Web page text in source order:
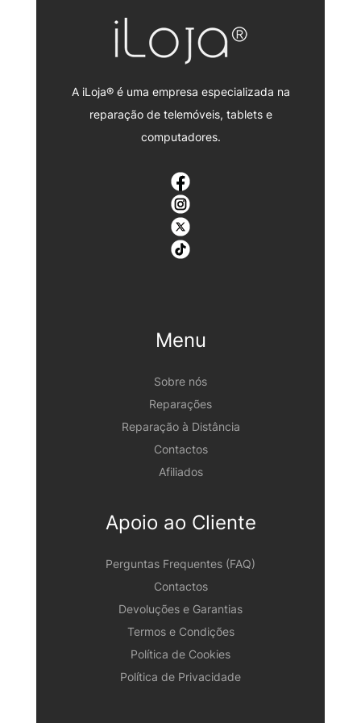
A iLoja® é uma empresa especializada na
reparação de telemóveis, tablets e
computadores.
Menu
Sobre nós
Reparações
Reparação à Distância
Contactos
Afiliados
Apoio ao Cliente
Perguntas Frequentes (FAQ)
Contactos
Devoluções e Garantias
Termos e Condições
Política de Cookies
Política de Privacidade